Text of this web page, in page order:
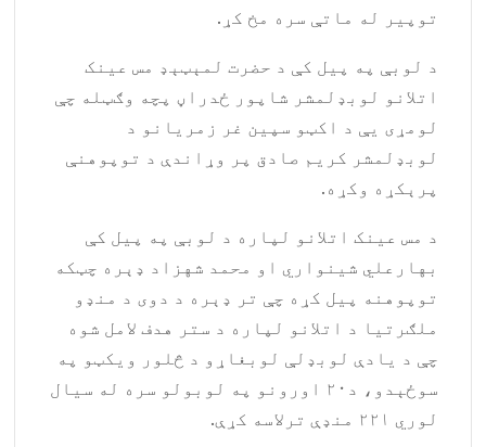
توپیر له ماتې سره مخ کړ.
د لوبې په پیل کې د حضرت لمېټېډ مس عینک
اتلانو لوبډلمشر شاپور ځدراڼ پچه وګټله چې
لومړی یې د اکټو سپین غر زمریانو د
لوبډلمشر کریم صادق پر وړاندې د توپوهنې
پرېکړه وکړه.
د مس عینک اتلانو لپاره د لوبې په پیل کې
بهارعلي شینواري او محمد شهزاد ډېره چټکه
توپوهنه پیل کړه چې تر ډېره د دوی د منډو
ملګرتیا د اتلانو لپاره د ستر هدف لامل شوه
چې د یادې لوبډلې لوبغاړو د څلور ویکټو په
سوځېدو، د۲۰ اورونو په لوبولو سره له سیال
لوري ۲۲۱ منډې ترلاسه کړې.